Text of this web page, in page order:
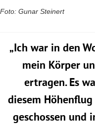
Foto: Gunar Steinert
„Ich war in den
mein Körper
ertragen. Es
diesem
geschossen und